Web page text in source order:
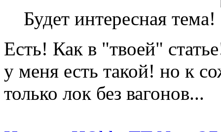
Будет интересная тема!
Есть! Как в "твоей"
у меня есть такой! но к
только лок без вагонов...